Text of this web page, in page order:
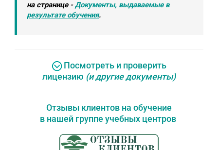
на странице -Документы, выдаваемые в
результате обучения.
Посмотреть и проверить
лицензию (и другие документы)
Отзывы клиентов на обучение
в нашей группе учебных центров